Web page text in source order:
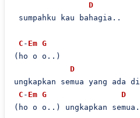
D
sumpahku kau bahagia..
C - Em G
(ho o o..)
D
ungkapkan semua yang ada
C - Em G
D
(ho o o..) ungkapkan